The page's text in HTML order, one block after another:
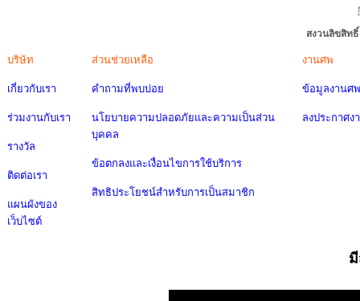
สงวนลิขสิท
บริษัท
เกี่ยวกับเรา
ร่วมงานกับเรา
รางวัล
ติดต่อเรา
แผนผังของ
เว็บไซต์
ส่วนช่วยเหลือ
คำถามที่พบบ่อย
นโยบายความปลอดภัยและความเป็นส่วน
บุคคล
ข้อตกลงและเงื่อนไขการใช้บริการ
สิทธิประโยชน์สำหรับการเป็นสมาชิก
งานศพ
ข้อมูลงานศพ
ลงประกาศง